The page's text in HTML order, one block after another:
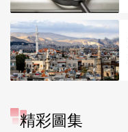
精彩圖集